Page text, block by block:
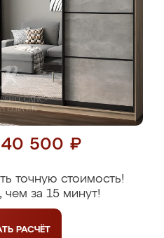
40 500 ₽
точную стоимость!
за 15 минут!
РАСЧЁТ